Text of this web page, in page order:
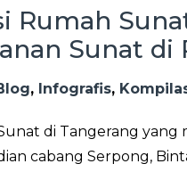
Rumah
Sunat di
, Infografis,
di Tangerang
cabang Serpong,